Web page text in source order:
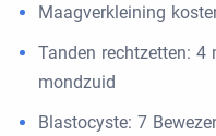
Maagverkleining
Tanden rechtzetten: 4
mondzuid
Blastocyste: 7